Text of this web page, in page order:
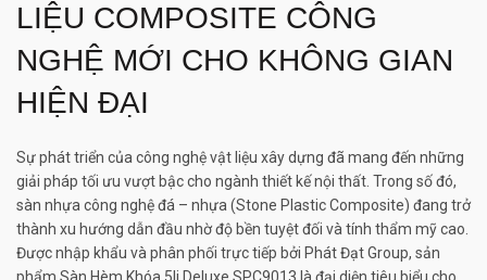
LIỆU COMPOSITE CÔNG
NGHỆ MỚI CHO KHÔNG GIAN
HIỆN ĐẠI
Sự phát triển của công nghệ vật liệu xây dựng đã mang đến những
giải pháp tối ưu vượt bậc cho ngành thiết kế nội thất. Trong số đó,
sàn nhựa công nghệ đá – nhựa (Stone Plastic Composite) đang trở
thành xu hướng dẫn đầu nhờ độ bền tuyệt đối và tính thẩm mỹ cao.
Được nhập khẩu và phân phối trực tiếp bởi Phát Đạt Group, sản